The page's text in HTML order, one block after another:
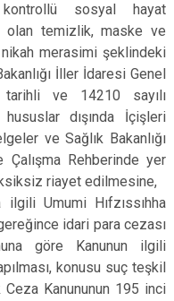
kontrollü sosyal hayat
olan temizlik, maske ve
nikah merasimi şeklindeki
İller İdaresi Genel
tarihli ve 14210 sayılı
dışında İçişleri
ve Sağlık Bakanlığı
Çalışma Rehberinde yer
riayet edilmesine,
ilgili Umumi Hıfzıssıhha
idari para cezası
göre Kanunun ilgili
konusu suç teşkil
Ceza Kanununun 195 inci